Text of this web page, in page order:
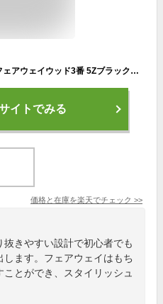
ワールドイーグル ゴルフ メンズ フェアウェイウッド3番 5Zブラック ボールが上がりやすい設計 振り抜き安いヘッド形状 初心者の方にもおすすめ 井戸木プロ推薦 専用ヘッドカバー付き 右用 フレックスRとS【add−option】
イトでみる
価格と在庫を楽天でチェック >>
きやすい設計で初心者でも
ます。フェアウェイはもち
とができ、スタイリッシュ